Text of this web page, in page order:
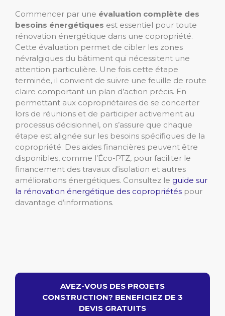
Commencer par une évaluation complète des
besoins énergétiques est essentiel pour toute
rénovation énergétique dans une copropriété.
Cette évaluation permet de cibler les zones
névralgiques du bâtiment qui nécessitent une
attention particulière. Une fois cette étape
terminée, il convient de suivre une feuille de route
claire comportant un plan d’action précis. En
permettant aux copropriétaires de se concerter
lors de réunions et de participer activement au
processus décisionnel, on s’assure que chaque
étape est alignée sur les besoins spécifiques de la
copropriété. Des aides financières peuvent être
disponibles, comme l’Éco-PTZ, pour faciliter le
financement des travaux d’isolation et autres
améliorations énergétiques. Consultez le guide sur
la rénovation énergétique des copropriétés pour
davantage d’informations.
AVEZ-VOUS DES PROJETS
CONSTRUCTION? BENEFICIEZ DE 3
DEVIS GRATUITS